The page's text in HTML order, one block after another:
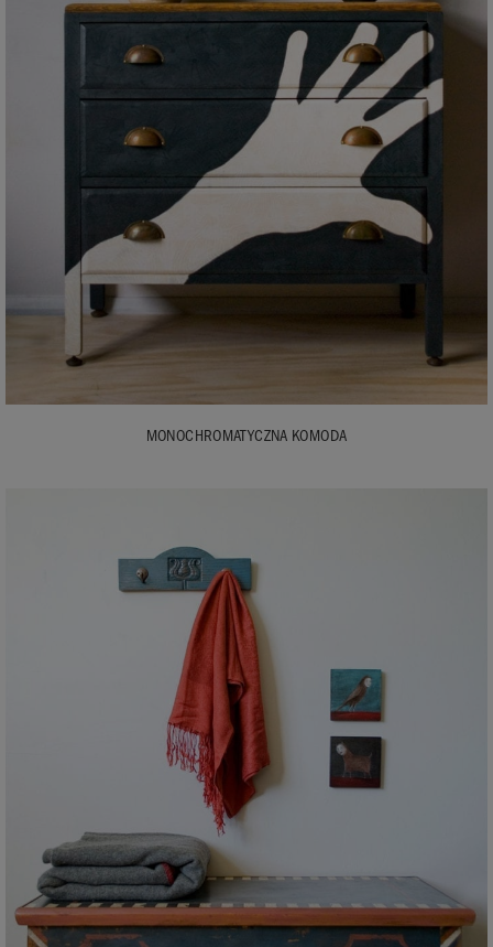
MONOCHROMATYCZNA KOMODA